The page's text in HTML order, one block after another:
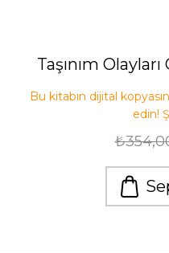
Taşınım
Bu kitabın dijital
edin!